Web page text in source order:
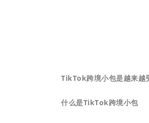
TikTok跨境小包是越来越
什么是TikTok跨境小包